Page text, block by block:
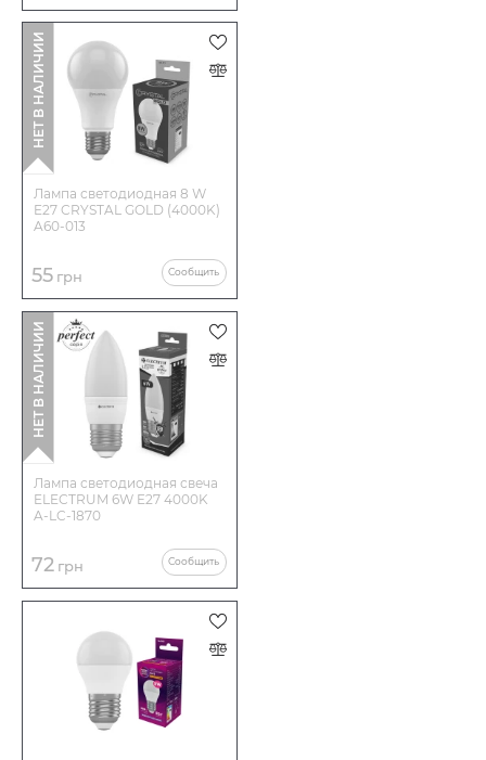
Лампа светодиодная 8 W
E27 CRYSTAL GOLD (4000K)
A60-013
55 грн Сообщить
НЕТ В НАЛИЧИИ
Лампа светодиодная свеча
ELECTRUM 6W E27 4000K
A-LC-1870
72 грн Сообщить
НЕТ В НАЛИЧИИ